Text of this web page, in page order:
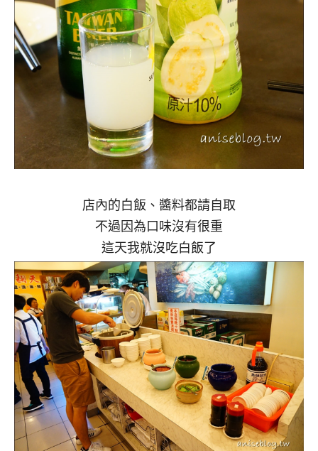
店內的白飯、醬料都請自取
不過因為口味沒有很重
這天我就沒吃白飯了